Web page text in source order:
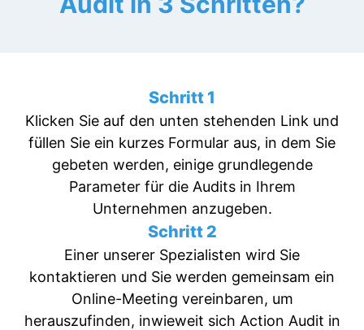
Schritt 1
Klicken Sie auf den unten stehenden Link und
füllen Sie ein kurzes Formular aus, in dem Sie
gebeten werden, einige grundlegende
Parameter für die Audits in Ihrem
Unternehmen anzugeben.
Schritt 2
Einer unserer Spezialisten wird Sie
kontaktieren und Sie werden gemeinsam ein
Online-Meeting vereinbaren, um
herauszufinden, inwieweit sich Action Audit in